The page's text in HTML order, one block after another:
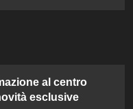
al centro
esclusive